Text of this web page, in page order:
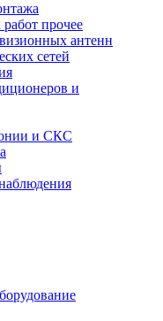
прочее
антенн
сетей
и
и СКС